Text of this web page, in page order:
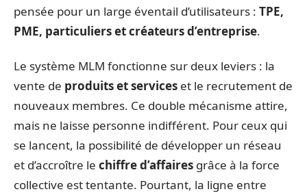
pensée pour un large éventail d’utilisateurs : TPE,
PME, particuliers et créateurs d’entreprise.
Le système MLM fonctionne sur deux leviers : la
vente de produits et services et le recrutement de
nouveaux membres. Ce double mécanisme attire,
mais ne laisse personne indifférent. Pour ceux qui
se lancent, la possibilité de développer un réseau
et d’accroître le chiffre d’affaires grâce à la force
collective est tentante. Pourtant, la ligne entre